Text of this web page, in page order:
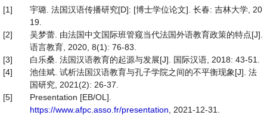
[1]
宇璐. 法国汉语传播研究[D]: [博士学位论文]. 长春: 吉林大学, 20
19.
[2]
吴梦蕾. 由法国中文国际班管窥当代法国外语教育政策的特点[J].
语言教育, 2020, 8(1): 76-83.
[3]
白乐桑. 法国汉语教育的起源与发展[J]. 国际汉语, 2018: 43-51.
[4]
池佳斌. 试析法国汉语教育与孔子学院之间的不平衡现象[J]. 法
国研究, 2021(2): 26-37.
[5]
Presentation [EB/OL].
https://www.afpc.asso.fr/presentation , 2021-12-31.